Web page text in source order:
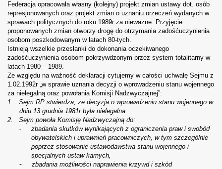
Federacja opracowała własny (kolejny) projekt zmian ustawy dot. osób
represjonowanych oraz projekt zmian o uznaniu orzeczeń wydanych w
sprawach politycznych do roku 1989r za nieważne. Przyjęcie
proponowanych zmian otworzy drogę do otrzymania zadośćuczynienia
osobom poszkodowanym w latach 80-tych.
Istnieją wszelkie przesłanki do dokonania oczekiwanego
zadośćuczynienia osobom pokrzywdzonym przez system totalitarny w
latach 1980 – 1989.
Ze względu na ważność deklaracji cytujemy w całości uchwałę Sejmu z
1.02.1992r „w sprawie uznania decyzji o wprowadzeniu stanu wojennego
za nielegalną oraz powołania Komisji Nadzwyczajnej”:
1.
Sejm RP stwierdza, że decyzja o wprowadzeniu stanu wojennego w
dniu 13 grudnia 1981r była nielegalna.
2.
Sejm powoła Komisję Nadzwyczajną do:
-
zbadania skutków wynikających z ograniczenia praw i swobód
obywatelskich i uprawnień pracowniczych, w tym szczególnie
poprzez stosowanie ustawodawstwa stanu wojennego i
specjalnych ustaw karnych,
-
zbadania możliwości naprawienia krzywd i szkód